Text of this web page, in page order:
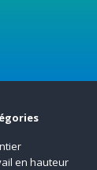
en hauteur